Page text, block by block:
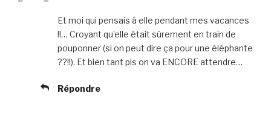
Et moi qui pensais à elle pendant mes vacances
!!… Croyant qu’elle était sûrement en train de
pouponner (si on peut dire ça pour une éléphante
??!!). Et bien tant pis on va ENCORE attendre…
Répondre